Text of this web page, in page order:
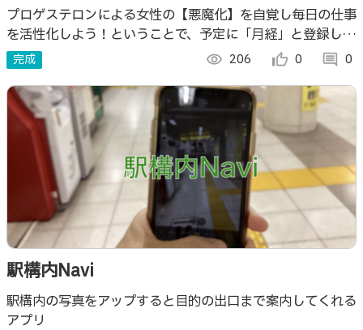
た【プロゲステロンとの戦い】
プロゲステロンによる女性の【悪魔化】を自覚し毎日の仕事
を活性化しよう！ということで、予定に「月経」と登録した
ら14日後に悪魔化をお知らせする自動化フローを作ってみ
ました。
完成 visibility 206 thumb_up_alt 0 comment 0
駅構内Navi
駅構内の写真をアップすると目的の出口まで案内してくれる
アプリ